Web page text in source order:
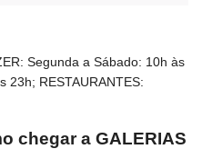
Segunda a Sábado: 10h às
23h; RESTAURANTES:
chegar a GALERIAS